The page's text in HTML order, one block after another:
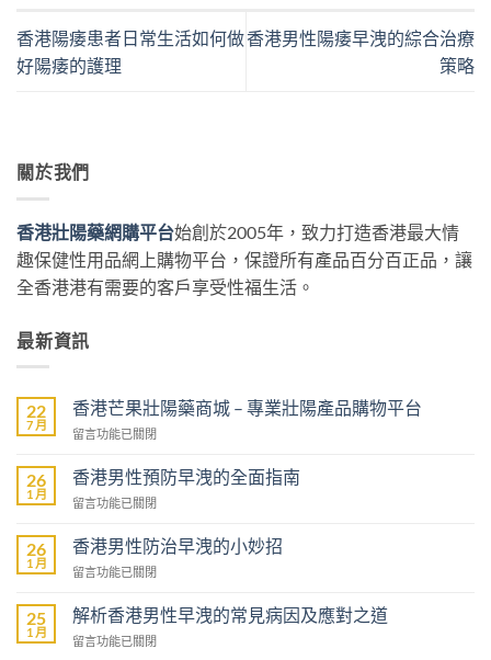
香港陽痿患者日常生活如何做
好陽痿的護理
香港男性陽痿早洩的綜合治療
策略
關於我們
香港壯陽藥網購平台始創於2005年，致力打造香港最大情
趣保健性用品網上購物平台，保證所有產品百分百正品，讓
全香港港有需要的客戶享受性福生活。
最新資訊
22
7 月
香港芒果壯陽藥商城 – 專業壯陽產品購物平台
在
港
芒
果
陽
藥
商
–
專
留言功能已關閉
26
1 月
香港男性預防早洩的全面指南
在
港
男
性
防
早
洩
留言功能已關閉
26
1 月
香港男性防治早洩的小妙招
在
港
男
性
留言功能已關閉
25
1 月
解析香港男性早洩的常見病因及應對之道
在
留言功能已關閉